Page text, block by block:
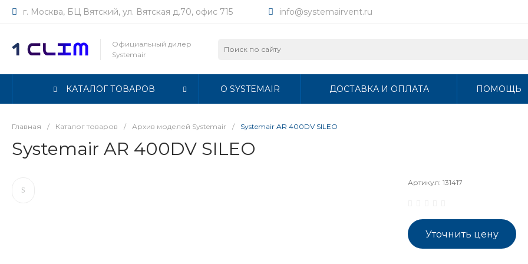
г. Москва, БЦ Вятский, ул. Вятская д.70, офис 715 info@systemairvent.ru
Официальный дилер
Systemair
КАТАЛОГ ТОВАРОВ О SYSTEMAIR ДОСТАВКА И ОПЛАТА ПОМОЩЬ
Главная / Каталог товаров / Архив моделей Systemair / Systemair AR 400DV SILEO
Systemair AR 400DV SILEO
Артикул: 131417
Уточнить цену